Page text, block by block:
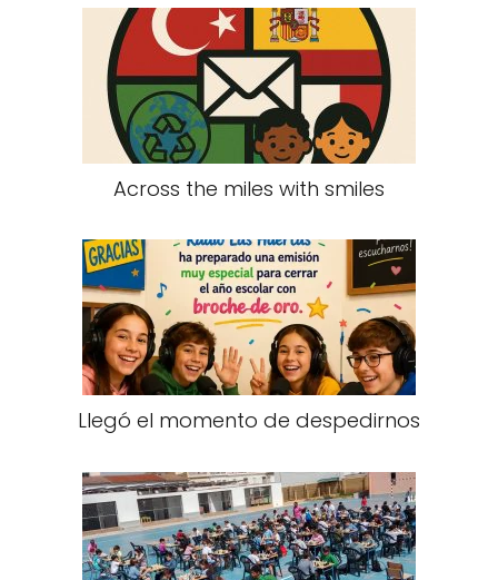
Across the miles with smiles
Llegó el momento de despedirnos